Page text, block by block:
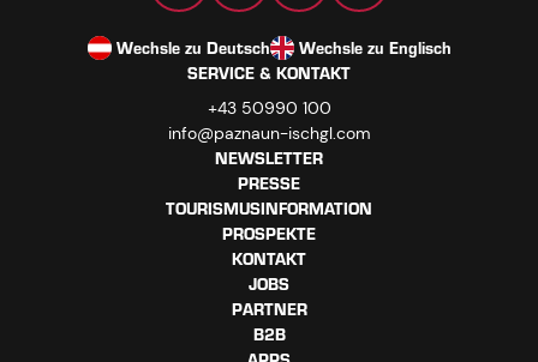
Wechsle zu Deutsch
Wechsle zu Englisch
SERVICE & KONTAKT
+43 50990 100
info@paznaun-ischgl.com
NEWSLETTER
PRESSE
TOURISMUSINFORMATION
PROSPEKTE
KONTAKT
JOBS
PARTNER
B2B